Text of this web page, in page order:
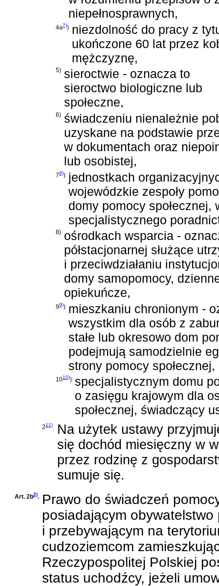
niepełnosprawnych,
4a7)) niezdolność do pracy z
ukończone 60 lat przez
mężczyznę,
5) sieroctwie - oznacza to
sieroctwo biologiczne lub
społeczne,
6) świadczeniu nienależnie
uzyskane na podstawie
w dokumentach oraz
lub osobistej,
78)) jednostkach
wojewódzkie zespoły
domy pomocy
specjalistycznego
8) ośrodkach wsparcia -
półstacjonarnej służące
i przeciwdziałaniu
domy samopomocy,
opiekuńcze,
99)) mieszkaniu chronionym -
wszystkim dla osób z
stałe lub okresowo dom
podejmują samodzielnie
strony pomocy społecznej,
1010)) specjalistycznym domu
o zasięgu krajowym dla
społecznej, świadczący
211). Na użytek ustawy
się dochód miesięczny w
przez rodzinę z
sumuje się.
Art. 2b2). Prawo do świadczeń
posiadającym
i przebywającym na
cudzoziemcom
Rzeczypospolitej Polskiej
status uchodźcy, jeżeli